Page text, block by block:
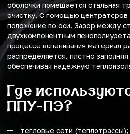
оболочки помещается стальная
очистку. С помощью центраторов
положение по оси. Зазор между
двухкомпонентным
процессе вспенивания материал
распределяется, плотно
обеспечивая надёжную
Где
ППУ-ПЭ?
тепловые сети (теплотрассы);